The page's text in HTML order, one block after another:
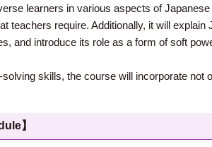
learners in various aspects of
teachers require. Additionally, it will
and introduce its role as a form of soft
skills, the course will incorporate
】